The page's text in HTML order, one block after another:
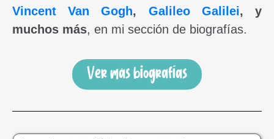
Vincent Van Gogh, Galileo Galilei, y
muchos más, en mi sección de biografías.
Ver más biografías